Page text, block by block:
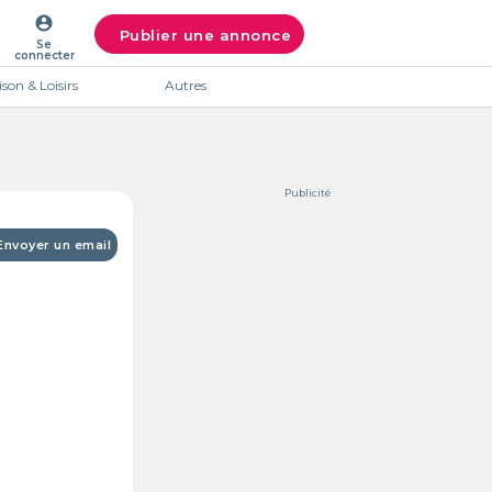
account_circle
Se
connecter
Publier une annonce
& Loisirs Autres
un email
Publicité